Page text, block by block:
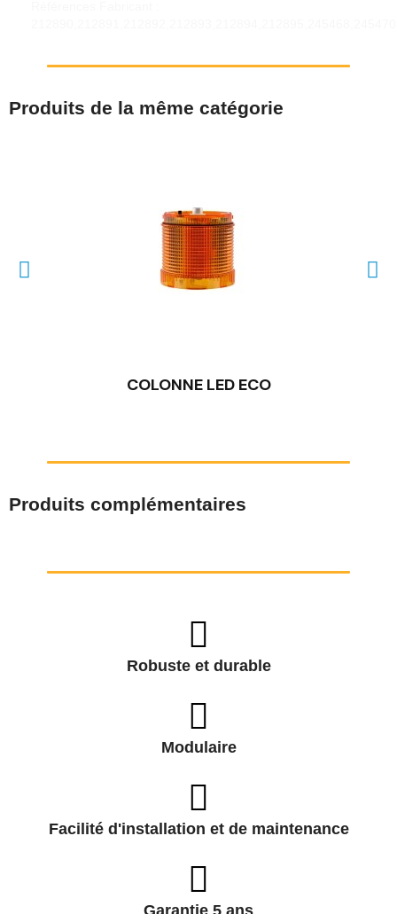
Produits de la même catégorie
COLONNE LED ECO
Produits complémentaires
Robuste et durable
Modulaire
Facilité d'installation et de maintenance